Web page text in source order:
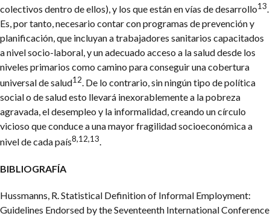
colectivos dentro de ellos), y los que están en vías de desarrollo13.
Es, por tanto, necesario contar con programas de prevención y
planificación, que incluyan a trabajadores sanitarios capacitados
a nivel socio-laboral, y un adecuado acceso a la salud desde los
niveles primarios como camino para conseguir una cobertura
universal de salud12. De lo contrario, sin ningún tipo de política
social o de salud esto llevará inexorablemente a la pobreza
agravada, el desempleo y la informalidad, creando un círculo
vicioso que conduce a una mayor fragilidad socioeconómica a
nivel de cada país8,12,13.
BIBLIOGRAFÍA
Hussmanns, R. Statistical Definition of Informal Employment:
Guidelines Endorsed by the Seventeenth International Conference